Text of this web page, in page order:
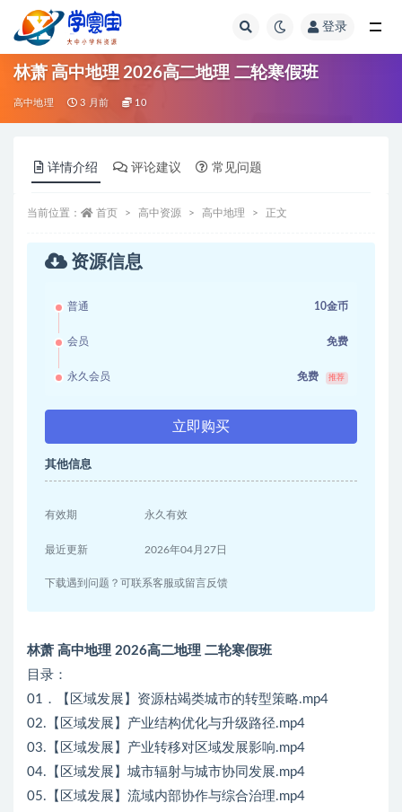
登录
林萧 高中地理 2026高二地理 二轮寒假班
高中地理 3 月前 10
详情介绍 评论建议 常见问题
当前位置： 首页 高中资源 高中地理 正文
资源信息
普通 10金币
会员 免费
永久会员 免费 推荐
立即购买
其他信息
有效期 永久有效
最近更新 2026年04月27日
下载遇到问题？可联系客服或留言反馈
林萧 高中地理 2026高二地理 二轮寒假班
目录：
01．【区域发展】资源枯竭类城市的转型策略.mp4
02.【区域发展】产业结构优化与升级路径.mp4
03.【区域发展】产业转移对区域发展影响.mp4
04.【区域发展】城市辐射与城市协同发展.mp4
05.【区域发展】流域内部协作与综合治理.mp4
全部